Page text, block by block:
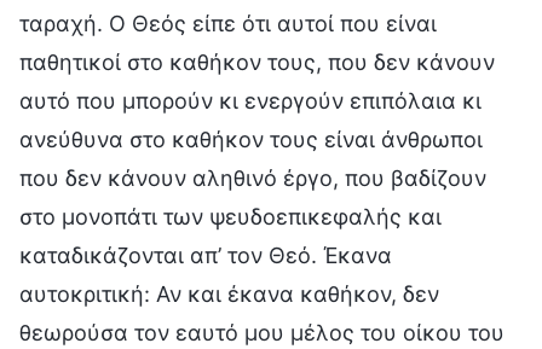
ταραχή. Ο Θεός είπε ότι αυτοί που είναι
παθητικοί στο καθήκον τους, που δεν κάνουν
αυτό που μπορούν κι ενεργούν επιπόλαια κι
ανεύθυνα στο καθήκον τους είναι άνθρωποι
που δεν κάνουν αληθινό έργο, που βαδίζουν
στο μονοπάτι των ψευδοεπικεφαλής και
καταδικάζονται απ’ τον Θεό. Έκανα
αυτοκριτική: Αν και έκανα καθήκον, δεν
θεωρούσα τον εαυτό μου μέλος του οίκου του